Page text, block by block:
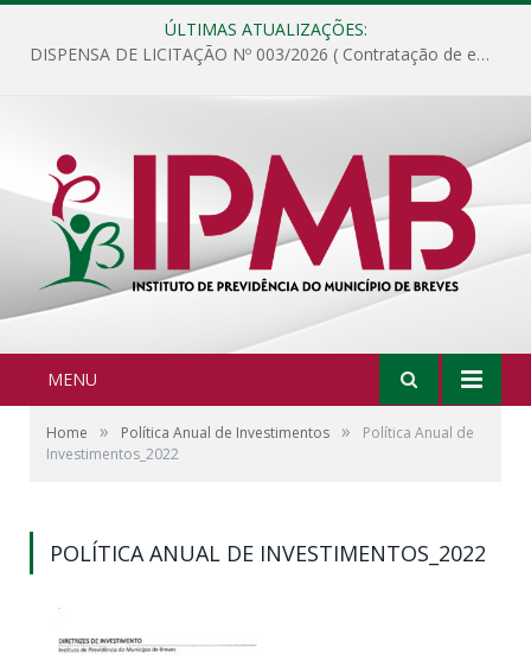
ÚLTIMAS ATUALIZAÇÕES:
DISPENSA DE LICITAÇÃO Nº 003/2026 ( Contratação de empresa para fornecimento de gêneros alimentícios não perecíveis, materiais de expediente, descartáveis, copa e cozinha, para análise e posterior publicação.)
MENU
Home » Política Anual de Investimentos »
Política Anual de
Investimentos_2022
POLÍTICA ANUAL DE INVESTIMENTOS_2022